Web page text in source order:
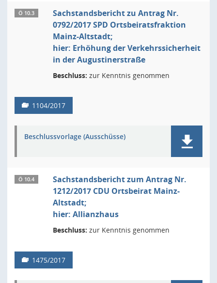
Ö 10.3
Sachstandsbericht zu Antrag Nr.
0792/2017 SPD Ortsbeiratsfraktion
Mainz-Altstadt;
hier: Erhöhung der Verkehrssicherheit
in der Augustinerstraße
Beschluss: zur Kenntnis genommen
1104/2017
Beschlussvorlage (Ausschüsse)
Ö 10.4
Sachstandsbericht zum Antrag Nr.
1212/2017 CDU Ortsbeirat Mainz-
Altstadt;
hier: Allianzhaus
Beschluss: zur Kenntnis genommen
1475/2017